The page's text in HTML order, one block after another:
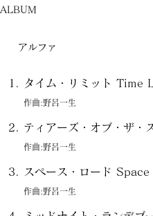
ALBUM
アルファ
タイム・リミット Time
作曲:野呂一生
ティアーズ・オブ・ザ
作曲:野呂一生
スペース・ロード Space
作曲:野呂一生